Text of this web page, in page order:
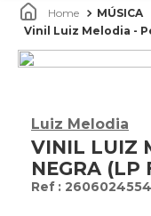
MÚSICA
Vinil Luiz Melodia -
Luiz Melodia
VINIL LUIZ
NEGRA (LP
: